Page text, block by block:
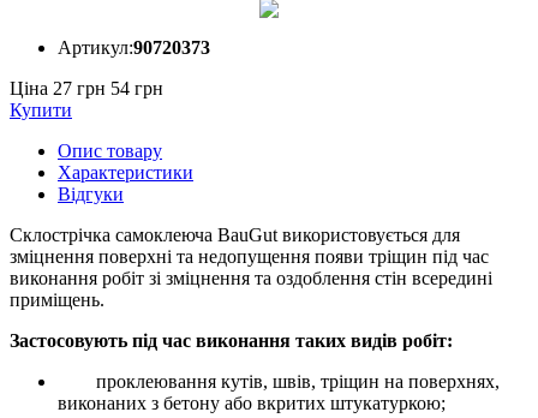
Артикул:90720373
Ціна 27 грн 54 грн
Купити
Опис товару
Характеристики
Відгуки
Склострічка самоклеюча BauGut використовується для
зміцнення поверхні та недопущення появи тріщин під час
виконання робіт зі зміцнення та оздоблення стін всередині
приміщень.
Застосовують під час виконання таких видів робіт:
проклеювання кутів, швів, тріщин на поверхнях,
виконаних з бетону або вкритих штукатуркою;